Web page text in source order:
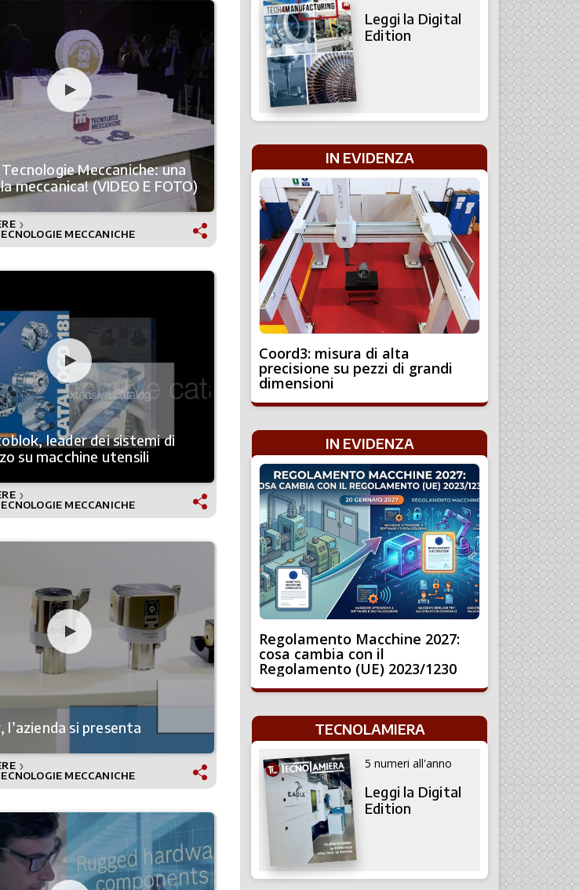
Meccaniche: una
meccanica! (VIDEO E FOTO)
❯
MECCANICHE
leader dei sistemi di
su macchine utensili
❯
MECCANICHE
l’azienda si presenta
❯
MECCANICHE
Leggi la Digital
Edition
IN EVIDENZA
Coord3: misura di alta
precisione su pezzi di grandi
dimensioni
IN EVIDENZA
Regolamento Macchine 2027:
cosa cambia con il
Regolamento (UE) 2023/1230
TECNOLAMIERA
5 numeri all'anno
Leggi la Digital
Edition